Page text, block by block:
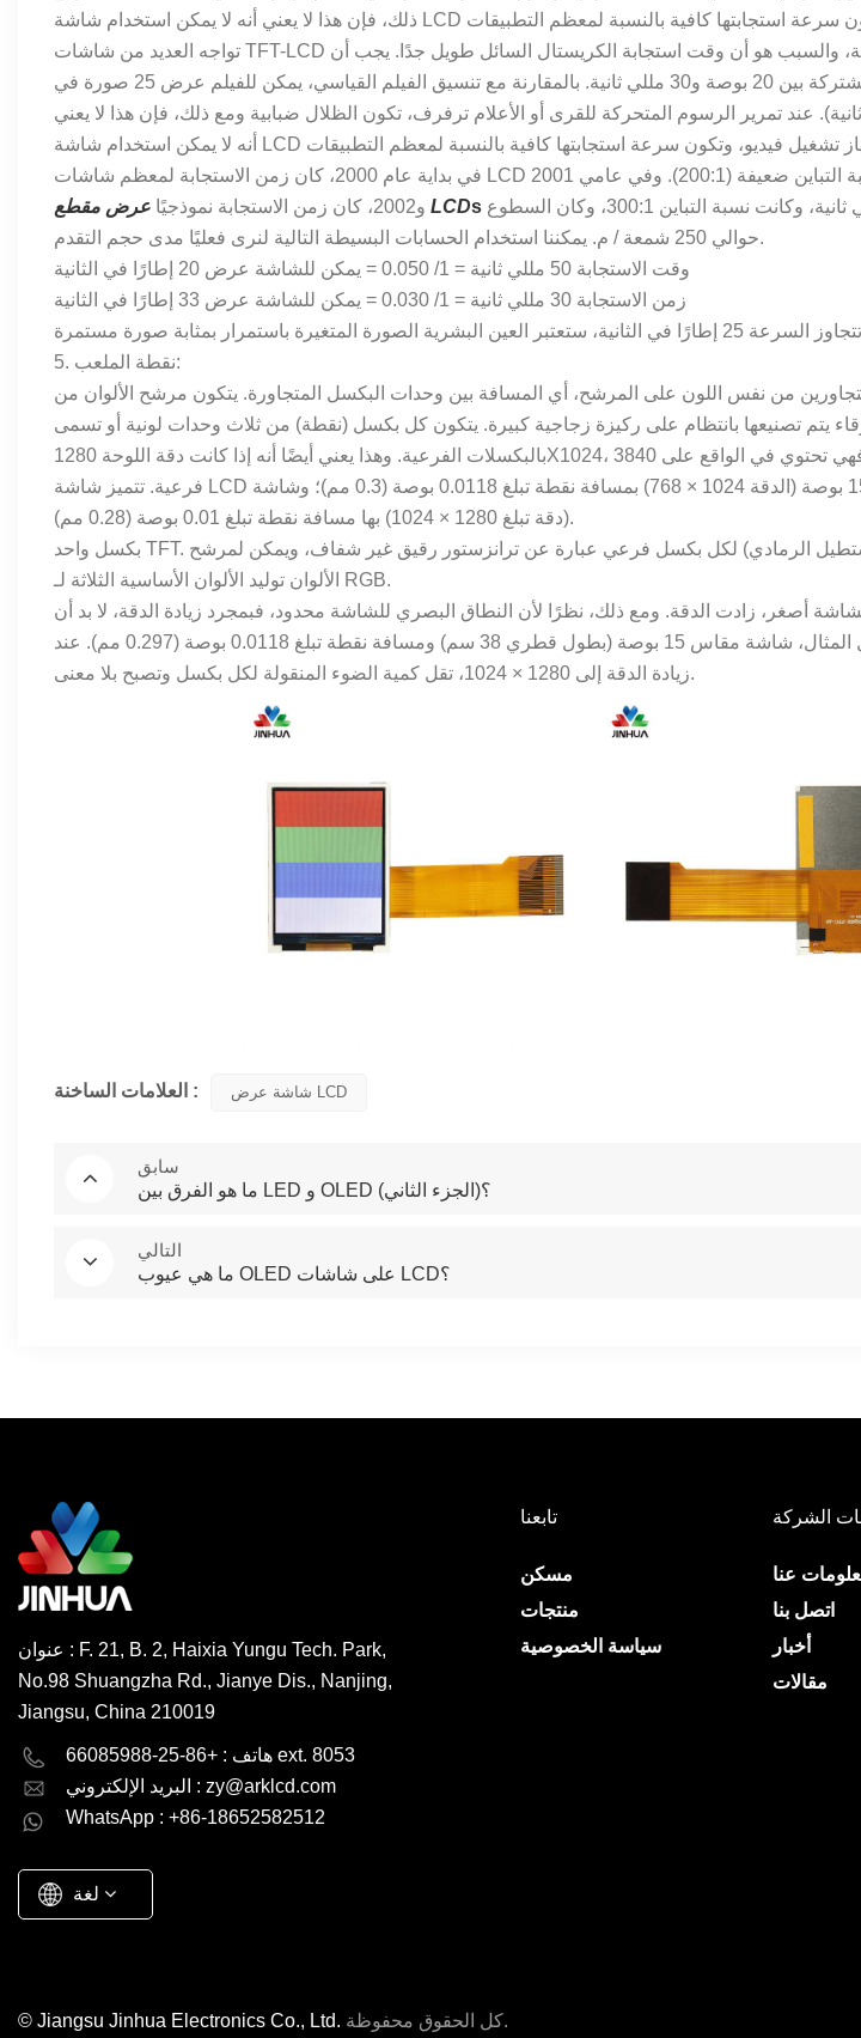
تواجه العديد من شاشات TFT-LCD مشاكل في عرض الرسوم المتحركة، والسبب هو أن وقت استجابة الكريستال السائل طويل جدًا. يجب أن
يتراوح وقت استجابة الشاشة المشتركة بين 20 بوصة و30 مللي ثانية. بالمقارنة مع تنسيق الفيلم القياسي، يمكن للفيلم عرض 25 صورة في
(كل صورة حوالي 40 مللي ثانية). عند تمرير الرسوم المتحركة للقرى أو الأعلام ترفرف، تكون الظلال ضبابية ومع ذلك، فإن هذا لا يعني
في بداية عام 2000، كان زمن الاستجابة لمعظم شاشات LCD حوالي 50 مللي ثانية، وكانت نسبة التباين ضعيفة (200:1). وفي عامي 2001
و2002، كان زمن الاستجابة نموذجيًا عرض مقطع LCDs
حوالي 250 شمعة / م. يمكننا استخدام الحسابات البسيطة التالية لنرى فعليًا مدى حجم التقدم.
وقت الاستجابة 50 مللي ثانية = 1/ 0.050 = يمكن للشاشة عرض 20 إطارًا في الثانية
زمن الاستجابة 30 مللي ثانية = 1/ 0.030 = يمكن للشاشة عرض 33 إطارًا في الثانية
5. نقطة الملعب:
من نفس اللون على المرشح، أي المسافة بين وحدات البكسل المتجاورة. يتكون مرشح الألوان من
يتم تصنيعها بانتظام على ركيزة زجاجية كبيرة. يتكون كل بكسل (نقطة) من ثلاث وحدات لونية أو تسمى
بالبكسلات الفرعية. وهذا يعني أيضًا أنه إذا كانت دقة اللوحة 1280X1024، فهي تحتوي في الواقع على 3840X1024 ترانزستورات وبكسلات
فرعية. تتميز شاشة LCD مقاس 15.1 بوصة (الدقة 1024 × 768) بمسافة نقطة تبلغ 0.0118 بوصة (0.3 مم)؛ وشاشة LCD مقاس 18.1 بوصة
(دقة تبلغ 1280 × 1024) بها مسافة نقطة تبلغ 0.01 بوصة (0.28 مم).
بكسل واحد TFT. الزاوية العلوية اليسرى (المستطيل الرمادي) لكل بكسل فرعي عبارة عن ترانزستور رقيق غير شفاف، ويمكن لمرشح
الألوان توليد الألوان الأساسية الثلاثة لـ RGB.
أصغر، زادت الدقة. ومع ذلك، نظرًا لأن النطاق البصري للشاشة محدود، فبمجرد زيادة الدقة، لا بد أن
تنخفض نفاذية الضوء. على سبيل المثال، شاشة مقاس 15 بوصة (بطول قطري 38 سم) ومسافة نقطة تبلغ 0.0118 بوصة (0.297 مم). عند
زيادة الدقة إلى 1280 × 1024، تقل كمية الضوء المنقولة لكل بكسل وتصبح بلا معنى.
العلامات الساخنة : شاشة عرض LCD
سابق
ما هو الفرق بين LED و OLED (الجزء الثاني)؟
التالي
ما هي عيوب OLED على شاشات LCD؟
عنوان : F. 21, B. 2, Haixia Yungu Tech. Park,
No.98 Shuangzha Rd., Jianye Dis., Nanjing,
Jiangsu, China 210019
هاتف : +86-25-66085988 ext. 8053
البريد الإلكتروني : zy@arklcd.com
WhatsApp : +86-18652582512
لغة
English Deutsch
русский español
العربية
تابعنا
مسكن
منتجات
سياسة الخصوصية
الشركة
عنا
اتصل بنا
أخبار
مقالات
© Jiangsu Jinhua Electronics Co., Ltd. كل الحقوق محفوظة.